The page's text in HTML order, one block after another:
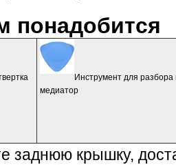
понадобится
Инструмент для разбора
медиатор
заднюю крышку,